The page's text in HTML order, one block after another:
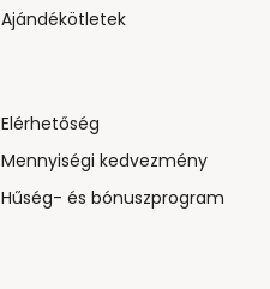
Ajándékötletek
Elérhetőség
Mennyiségi kedvezmény
Hűség- és bónuszprogram